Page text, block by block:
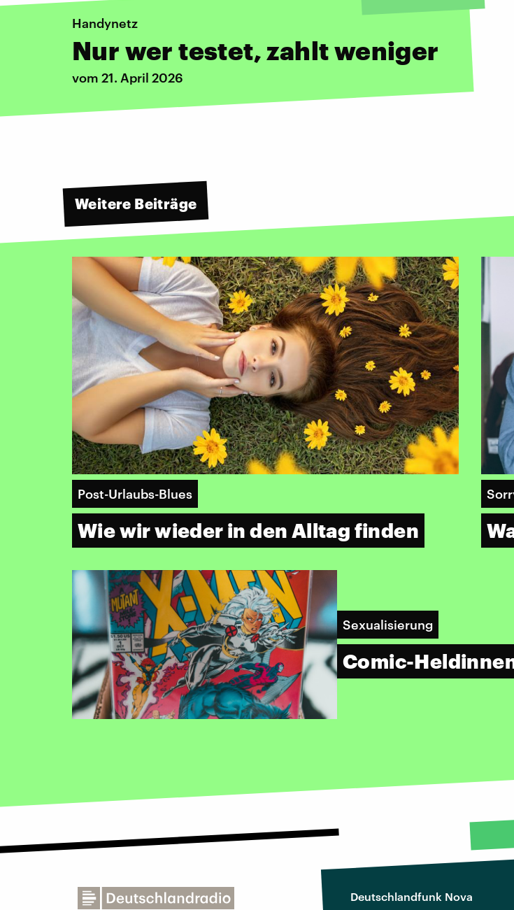
Handynetz
Nur wer testet, zahlt weniger
vom 21. April 2026
Weitere Beiträge
Post-Urlaubs-Blues
Wie wir wieder in den Alltag finden
Sexualisierung
Comic-
Deutschlandfunk Nova